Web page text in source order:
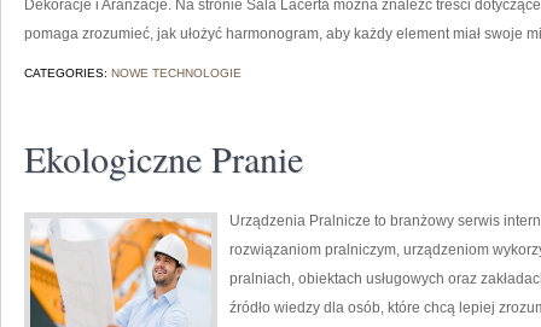
Dekoracje i Aranżacje. Na stronie Sala Lacerta można znaleźć treści
pomaga zrozumieć, jak ułożyć harmonogram, aby każdy element miał swoje
CATEGORIES: NOWE TECHNOLOGIE
Ekologiczne Pranie
Urządzenia Pralnicze to branżowy serwis
rozwiązaniom pralniczym, urządzeniom
pralniach, obiektach usługowych oraz
źródło wiedzy dla osób, które chcą lepiej